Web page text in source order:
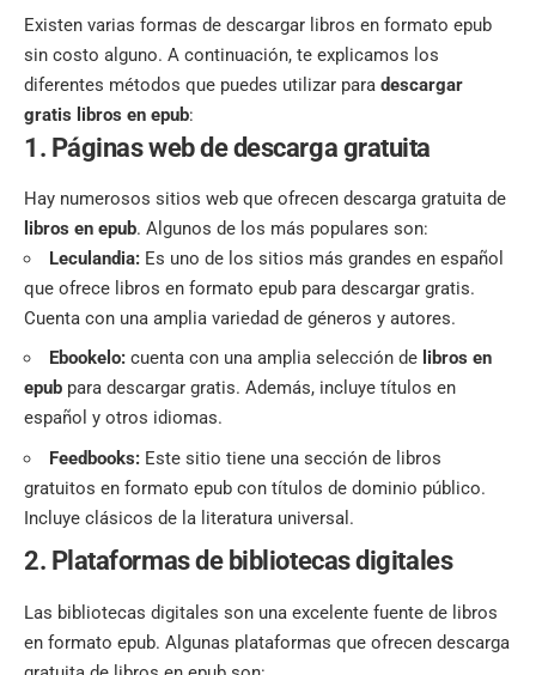
Existen varias formas de descargar libros en formato epub
sin costo alguno. A continuación, te explicamos los
diferentes métodos que puedes utilizar para descargar
gratis libros en epub:
1. Páginas web de descarga gratuita
Hay numerosos sitios web que ofrecen descarga gratuita de
libros en epub. Algunos de los más populares son:
Leculandia: Es uno de los sitios más grandes en español
que ofrece libros en formato epub para descargar gratis.
Cuenta con una amplia variedad de géneros y autores.
Ebookelo: cuenta con una amplia selección de libros en
epub para descargar gratis. Además, incluye títulos en
español y otros idiomas.
Feedbooks: Este sitio tiene una sección de libros
gratuitos en formato epub con títulos de dominio público.
Incluye clásicos de la literatura universal.
2. Plataformas de bibliotecas digitales
Las bibliotecas digitales son una excelente fuente de libros
en formato epub. Algunas plataformas que ofrecen descarga